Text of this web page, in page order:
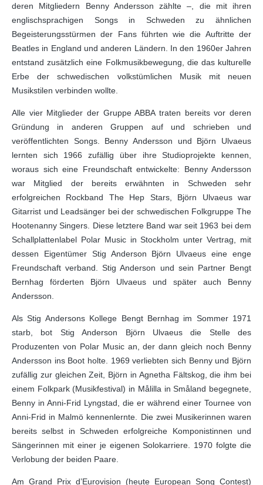
deren Mitgliedern Benny Andersson zählte –, die mit ihren
englischsprachigen Songs in Schweden zu ähnlichen
Begeisterungsstürmen der Fans führten wie die Auftritte der
Beatles in England und anderen Ländern. In den 1960er Jahren
entstand zusätzlich eine Folkmusikbewegung, die das kulturelle
Erbe der schwedischen volkstümlichen Musik mit neuen
Musikstilen verbinden wollte.
Alle vier Mitglieder der Gruppe ABBA traten bereits vor deren
Gründung in anderen Gruppen auf und schrieben und
veröffentlichten Songs. Benny Andersson und Björn Ulvaeus
lernten sich 1966 zufällig über ihre Studioprojekte kennen,
woraus sich eine Freundschaft entwickelte: Benny Andersson
war Mitglied der bereits erwähnten in Schweden sehr
erfolgreichen Rockband The Hep Stars, Björn Ulvaeus war
Gitarrist und Leadsänger bei der schwedischen Folkgruppe The
Hootenanny Singers. Diese letztere Band war seit 1963 bei dem
Schallplattenlabel Polar Music in Stockholm unter Vertrag, mit
dessen Eigentümer Stig Anderson Björn Ulvaeus eine enge
Freundschaft verband. Stig Anderson und sein Partner Bengt
Bernhag förderten Björn Ulvaeus und später auch Benny
Andersson.
Als Stig Andersons Kollege Bengt Bernhag im Sommer 1971
starb, bot Stig Anderson Björn Ulvaeus die Stelle des
Produzenten von Polar Music an, der dann gleich noch Benny
Andersson ins Boot holte. 1969 verliebten sich Benny und Björn
zufällig zur gleichen Zeit, Björn in Agnetha Fältskog, die ihm bei
einem Folkpark (Musikfestival) in Målilla in Småland begegnete,
Benny in Anni-Frid Lyngstad, die er während einer Tournee von
Anni-Frid in Malmö kennenlernte. Die zwei Musikerinnen waren
bereits selbst in Schweden erfolgreiche Komponistinnen und
Sängerinnen mit einer je eigenen Solokarriere. 1970 folgte die
Verlobung der beiden Paare.
Am Grand Prix d’Eurovision (heute European Song Contest)